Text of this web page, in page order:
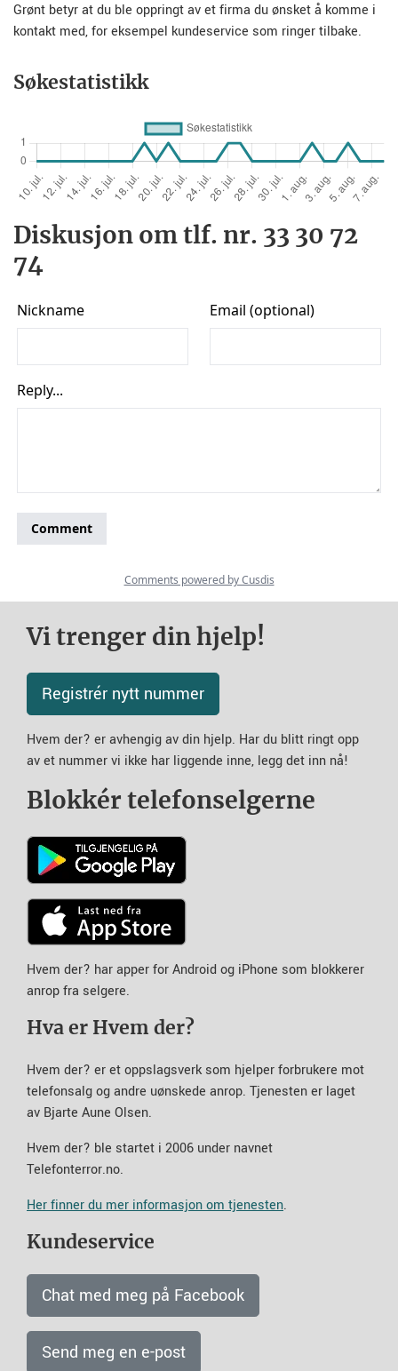
Grønt betyr at du ble oppringt av et firma du ønsket å komme i
kontakt med, for eksempel kundeservice som ringer tilbake.
Søkestatistikk
Diskusjon om tlf. nr. 33 30 72
74
Vi trenger din hjelp!
Registrér nytt nummer
Hvem der? er avhengig av din hjelp. Har du blitt ringt opp
av et nummer vi ikke har liggende inne, legg det inn nå!
Blokkér telefonselgerne
Hvem der? har apper for Android og iPhone som blokkerer
anrop fra selgere.
Hva er Hvem der?
Hvem der? er et oppslagsverk som hjelper forbrukere mot
telefonsalg og andre uønskede anrop. Tjenesten er laget
av Bjarte Aune Olsen.
Hvem der? ble startet i 2006 under navnet
Telefonterror.no.
Her finner du mer informasjon om tjenesten.
Kundeservice
Chat med meg på Facebook
Send meg en e-post